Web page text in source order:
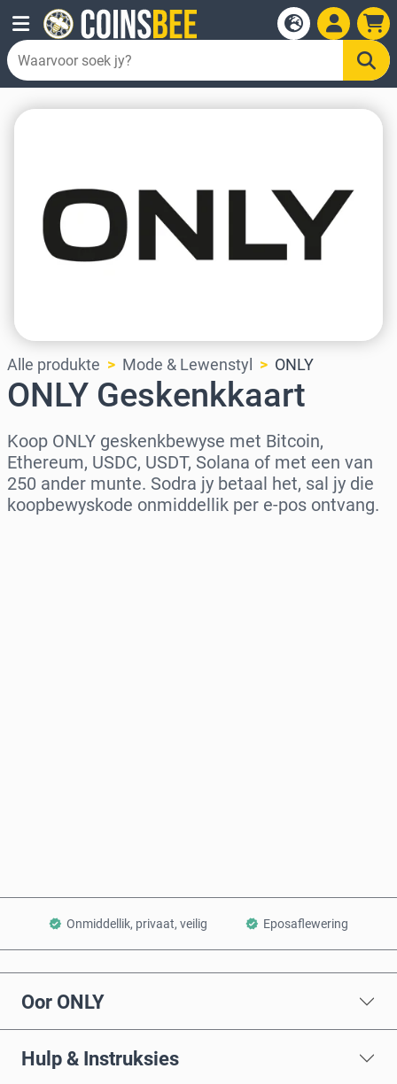
Alle produkte Mode & Lewenstyl ONLY
ONLY Geskenkkaart
Koop ONLY geskenkbewyse met Bitcoin,
Ethereum, USDC, USDT, Solana of met een van
250 ander munte. Sodra jy betaal het, sal jy die
koopbewyskode onmiddellik per e-pos ontvang.
Onmiddellik, privaat, veilig Eposaflewering
Oor ONLY
Hulp & Instruksies